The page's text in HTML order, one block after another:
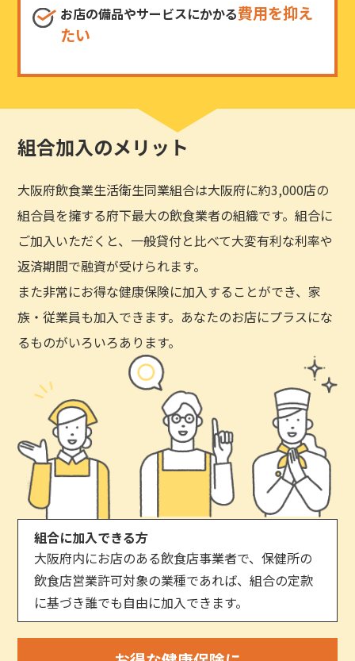
お店の備品やサービスにかかる費用を抑え
たい
組合加入のメリット
大阪府飲食業生活衛生同業組合は大阪府に約3,000店の
組合員を擁する府下最大の飲食業者の組織です。組合に
ご加入いただくと、一般貸付と比べて大変有利な利率や
返済期間で融資が受けられます。
また非常にお得な健康保険に加入することができ、家
族・従業員も加入できます。あなたのお店にプラスにな
るものがいろいろあります。
組合に加入できる方
大阪府内にお店のある飲食店事業者で、保健所の
飲食店営業許可対象の業種であれば、組合の定款
に基づき誰でも自由に加入できます。